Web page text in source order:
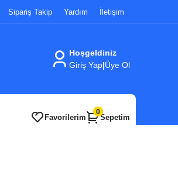
Sipariş Takip Yardım İletişim
Hoşgeldiniz
Giriş Yap|Üye Ol
Favorilerim
0
Sepetim